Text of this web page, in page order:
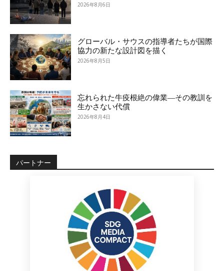
2026年8月6日
グローバル・サウスの指導者たちが国際
協力の新たな設計図を描く
2026年8月5日
忘れられた牛疫根絶の偉業―その教訓を
生かさない代償
2026年8月4日
パートナー